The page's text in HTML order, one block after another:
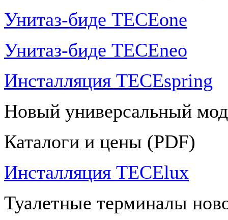
Унитаз-биде TECEone
Унитаз-биде TECEneo
Инсталляция TECEspring
Новый универсальный
Каталоги и цены (PDF)
Инсталляция TECElux
Туалетные терминалы